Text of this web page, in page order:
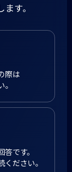
す。
際は
です。
ださい。